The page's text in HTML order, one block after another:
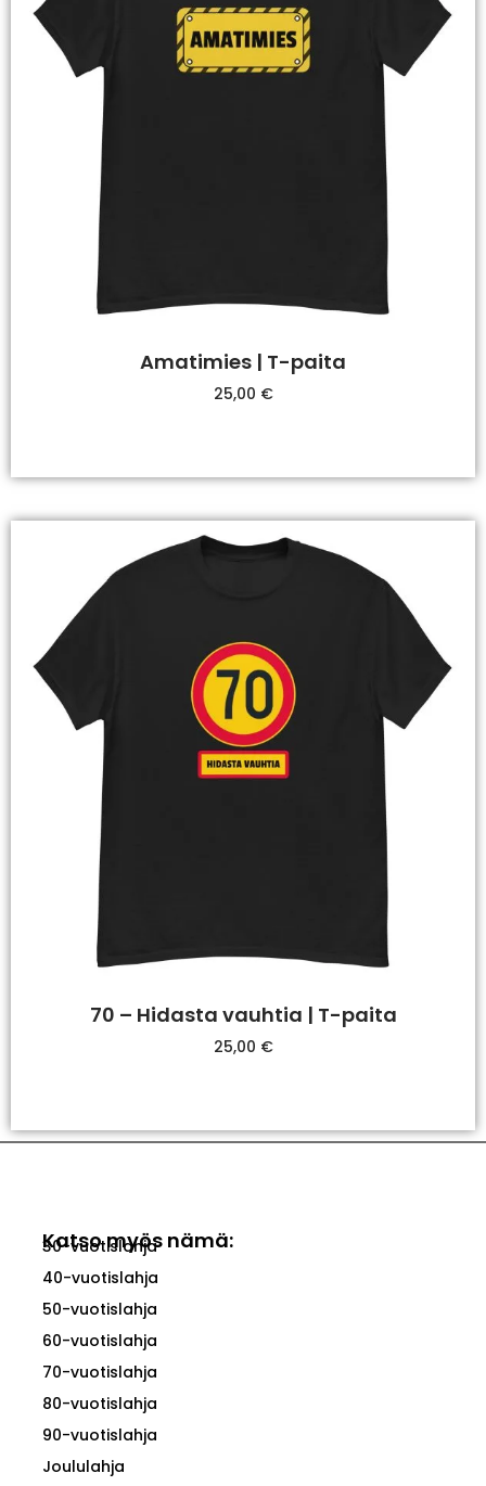
Amatimies | T-paita
25,00 €
70 – Hidasta vauhtia | T-paita
25,00 €
Katso myös nämä:
30-vuotislahja
40-vuotislahja
50-vuotislahja
60-vuotislahja
70-vuotislahja
80-vuotislahja
90-vuotislahja
Joululahja